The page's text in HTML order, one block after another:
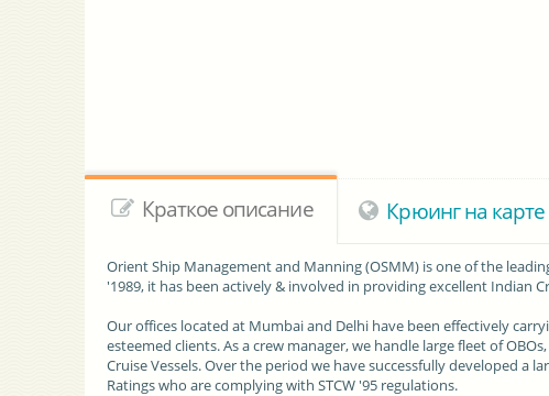
Краткое описание Крюинг на
Orient Ship Management and Manning (OSMM) is one of the
'1989, it has been actively & involved in providing excellent Indian
Our offices located at Mumbai and Delhi have been effectively
esteemed clients. As a crew manager, we handle large fleet of
Cruise Vessels. Over the period we have successfully developed a
Ratings who are complying with STCW '95 regulations.